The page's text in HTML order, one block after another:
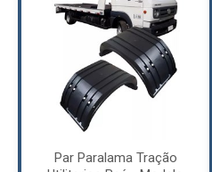
Par Paralama Tração